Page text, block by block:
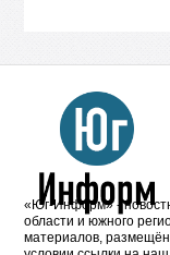
«Юг-Информ» -
области и южного
материалов,